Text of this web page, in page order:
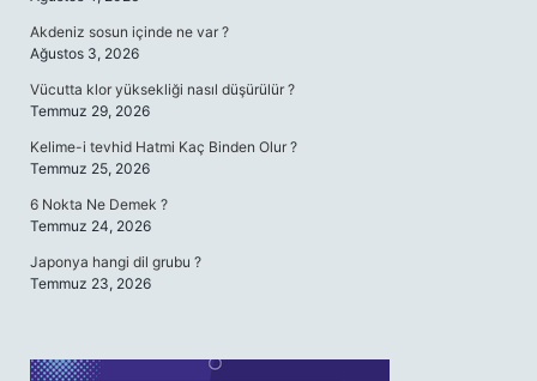
Akdeniz sosun içinde ne var ?
Ağustos 3, 2026
Vücutta klor yüksekliği nasıl düşürülür ?
Temmuz 29, 2026
Kelime-i tevhid Hatmi Kaç Binden Olur ?
Temmuz 25, 2026
6 Nokta Ne Demek ?
Temmuz 24, 2026
Japonya hangi dil grubu ?
Temmuz 23, 2026